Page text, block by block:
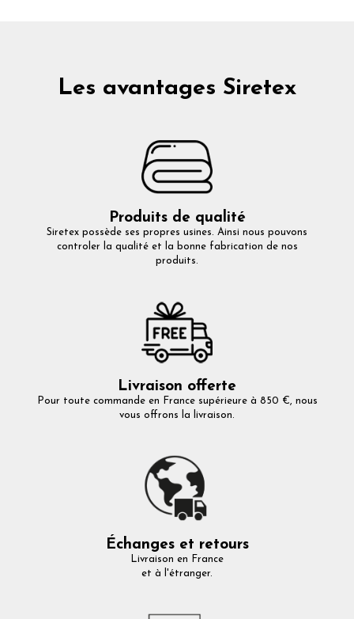
Les avantages Siretex
Produits de qualité
Siretex possède ses propres usines. Ainsi nous pouvons
controler la qualité et la bonne fabrication de nos
produits.
Livraison offerte
Pour toute commande en France supérieure à 850 €, nous
vous offrons la livraison.
Échanges et retours
Livraison en France
et à l'étranger.